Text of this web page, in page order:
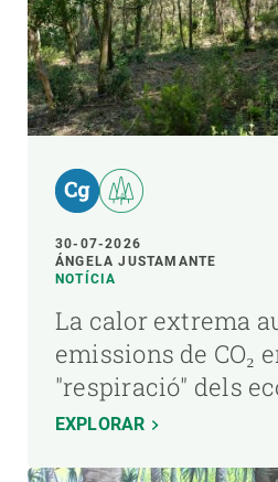
30-07-2026
ÁNGELA JUSTAMANTE
NOTÍCIA
La calor extrema
emissions de CO₂
"respiració" dels
EXPLORAR